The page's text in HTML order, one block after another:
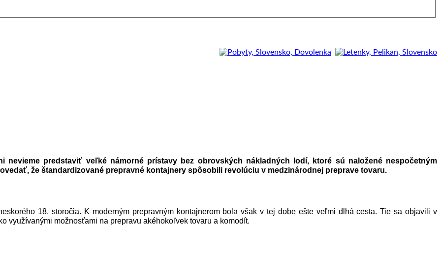
nevieme predstaviť veľké námorné prístavy bez obrovských nákladných lodí, ktoré sú naložené nespočetným
že štandardizované prepravné kontajnery spôsobili revolúciu v medzinárodnej preprave tovaru.
18. storočia. K moderným prepravným kontajnerom bola však v tej dobe ešte veľmi dlhá cesta. Tie sa objavili v
využívanými možnosťami na prepravu akéhokoľvek tovaru a komodít.